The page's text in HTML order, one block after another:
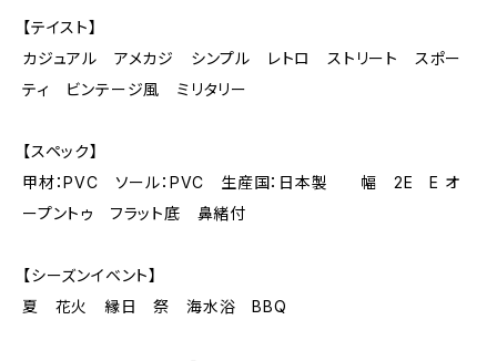
【テイスト】
カジュアル アメカジ シンプル レトロ ストリート スポー
ティ ビンテージ風 ミリタリー
【スペック】
甲材：PVC ソール：PVC 生産国：日本製 幅 2E E オ
ープントゥ フラット底 鼻緒付
【シーズンイベント】
夏 花火 縁日 祭 海水浴 BBQ